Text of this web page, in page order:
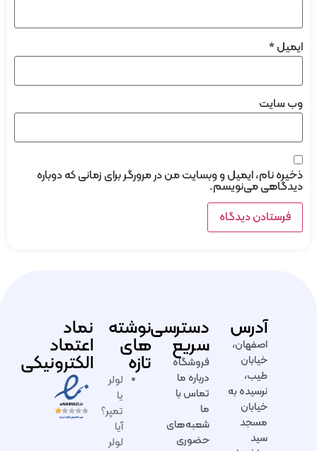
ایمیل*
وب‌ سایت
ذخیره نام، ایمیل و وبسایت من در مرورگر برای زمانی که دوباره
دیدگاهی می‌نویسم.
آدرس
اصفهان،
خیابان
طیب،
نرسیده به
خیابان
مسجد
سید
دسترسی
سریع
فروشگاه
درباره ما
تماس با
ما
شعبه‌های
حضوری
نوشته
های
تازه
لولر
یا
تمپر؟
آیا
لولر
نماد
اعتماد
الکترونیکی